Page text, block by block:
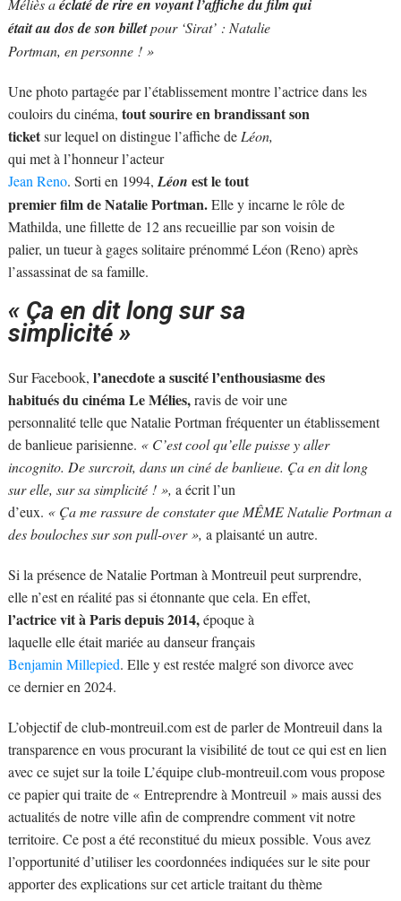
Méliès aéclaté de rire en voyant l’affiche du film qui
était au dos de son billetpour ‘Sirat’ : Natalie
Portman, en personne ! »
Une photo partagée par l’établissement montre l’actrice dans les
couloirs du cinéma, tout sourire en brandissant son
ticketsur lequel on distingue l’affiche deLéon,
qui met à l’honneur l’acteur
Jean Reno. Sorti en 1994,Léon est le tout
premier film de Natalie Portman.Elle y incarne le rôle de
Mathilda, une fillette de 12 ans recueillie par son voisin de
palier, un tueur à gages solitaire prénommé Léon (Reno) après
l’assassinat de sa famille.
« Ça en dit long sur sa
simplicité »
Sur Facebook, l’anecdote a suscité l’enthousiasme des
habitués du cinéma Le Mélies,ravis de voir une
personnalité telle que Natalie Portman fréquenter un établissement
de banlieue parisienne. « C’est cool qu’elle puisse y aller
incognito. De surcroit, dans un ciné de banlieue. Ça en dit long
sur elle, sur sa simplicité ! », a écrit l’un
d’eux. « Ça me rassure de constater que MÊME Natalie Portman a
des bouloches sur son pull-over », a plaisanté un autre.
Si la présence de Natalie Portman à Montreuil peut surprendre,
elle n’est en réalité pas si étonnante que cela. En effet,
l’actrice vit à Paris depuis 2014,époque à
laquelle elle était mariée au danseur français
Benjamin Millepied. Elle y est restée malgré son divorce avec
ce dernier en 2024.
L’objectif de club-montreuil.com est de parler de Montreuil dans la
transparence en vous procurant la visibilité de tout ce qui est en lien
avec ce sujet sur la toile L’équipe club-montreuil.com vous propose
ce papier qui traite de « Entreprendre à Montreuil » mais aussi des
actualités de notre ville afin de comprendre comment vit notre
territoire. Ce post a été reconstitué du mieux possible. Vous avez
l’opportunité d’utiliser les coordonnées indiquées sur le site pour
apporter des explications sur cet article traitant du thème